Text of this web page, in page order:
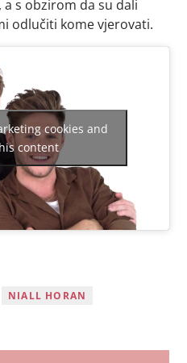
s obzirom da su dali
odlučiti kome vjerovati.
cookies and
content
NIALL HORAN